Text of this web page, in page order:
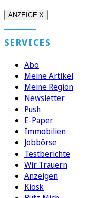
ANZEIGE X
SERVICES
Abo
Meine Artikel
Meine Region
Newsletter
Push
E-Paper
Immobilien
Jobbörse
Testberichte
Wir Trauern
Anzeigen
Kiosk